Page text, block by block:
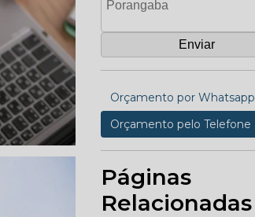
Orçamento por Whatsapp
Orçamento pelo Telefone
Páginas
Relacionadas